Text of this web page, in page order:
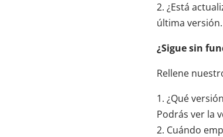
2. ¿Está
última versión.
¿Sigue sin
Rellene
1. ¿Qué
Podrás ver la
2. Cuándo